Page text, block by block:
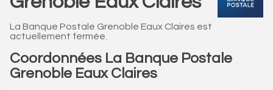
La Banque Postale Grenoble Eaux Claires est
actuellement fermée.
Coordonnées La Banque Postale
Grenoble Eaux Claires